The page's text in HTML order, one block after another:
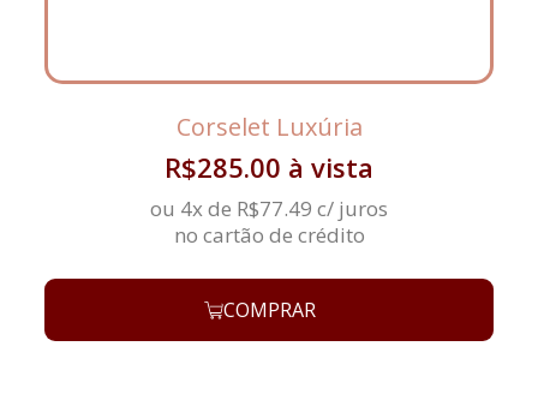
Corselet Luxúria
R$285.00 à vista
ou 4x de R$77.49 c/ juros
no cartão de crédito
COMPRAR